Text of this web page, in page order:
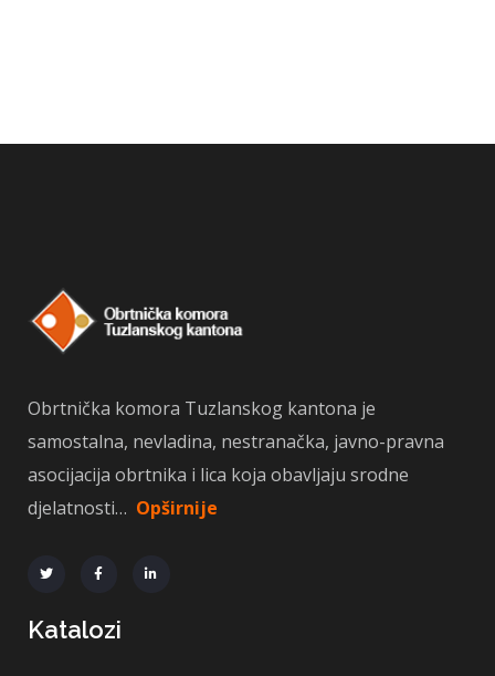
Obrtnička komora Tuzlanskog kantona je
samostalna, nevladina, nestranačka, javno-pravna
asocijacija obrtnika i lica koja obavljaju srodne
djelatnosti… Opširnije
Katalozi